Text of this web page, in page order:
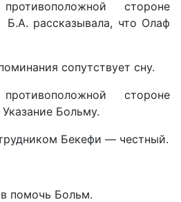
стороне
Б.А. рассказывала, что Олаф
сопутствует сну.
стороне
Больму.
Бекефи — честный.
помочь Больм.